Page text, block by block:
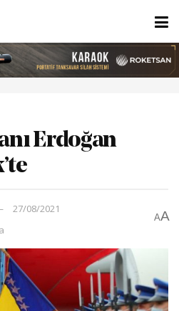
Erdoğan
27/08/2021
AA